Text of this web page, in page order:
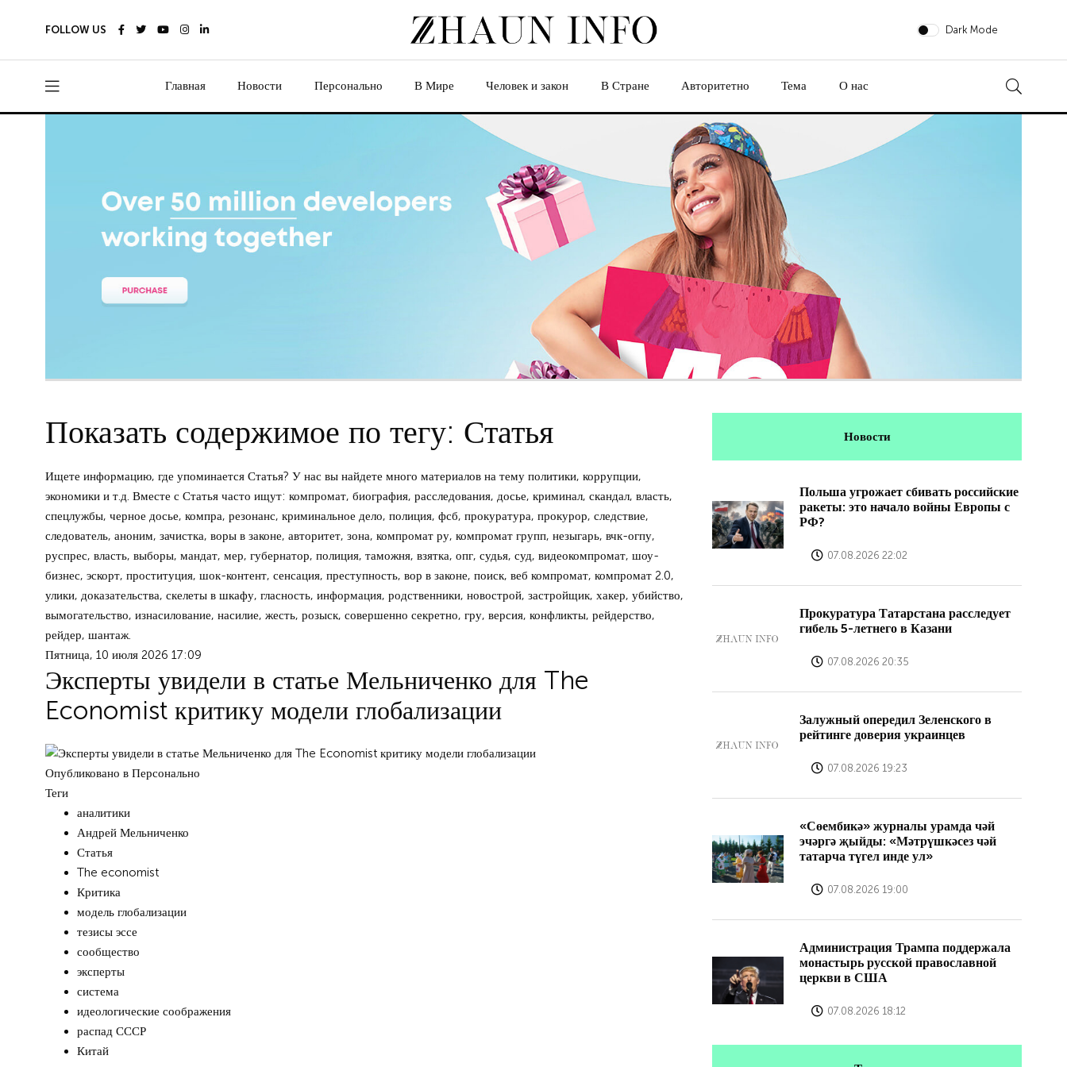
FOLLOW US Dark Mode
Главная Новости Персонально В Мире Человек и закон В Стране Авторитетно Тема О нас
Показать содержимое по тегу: Статья
Ищете информацию, где упоминается Статья? У нас вы найдете много материалов на тему политики, коррупции,
экономики и т.д. Вместе с Статья часто ищут: компромат, биография, расследования, досье, криминал, скандал, власть,
спецлужбы, черное досье, компра, резонанс, криминальное дело, полиция, фсб, прокуратура, прокурор, следствие,
следователь, аноним, зачистка, воры в законе, авторитет, зона, компромат ру, компромат групп, незыгарь, вчк-огпу,
руспрес, власть, выборы, мандат, мер, губернатор, полиция, таможня, взятка, опг, судья, суд, видеокомпромат, шоу-
бизнес, эскорт, проституция, шок-контент, сенсация, преступность, вор в законе, поиск, веб компромат, компромат 2.0,
улики, доказательства, скелеты в шкафу, гласность, информация, родственники, новострой, застройщик, хакер, убийство,
вымогательство, изнасилование, насилие, жесть, розыск, совершенно секретно, гру, версия, конфликты, рейдерство,
рейдер, шантаж.
Пятница, 10 июля 2026 17:09
Эксперты увидели в статье Мельниченко для The
Economist критику модели глобализации
Опубликовано в Персонально
Теги
аналитики
Андрей Мельниченко
Статья
The economist
Критика
модель глобализации
тезисы эссе
сообщество
эксперты
система
идеологические соображения
распад СССР
Китай
Новости
Польша угрожает сбивать российские
ракеты: это начало войны Европы с
РФ?
07.08.2026 22:02
Прокуратура Татарстана расследует
гибель 5-летнего в Казани
07.08.2026 20:35
Залужный опередил Зеленского в
рейтинге доверия украинцев
07.08.2026 19:23
«Сөембикә» журналы урамда чәй
эчәргә җыйды: «Мәтрүшкәсез чәй
татарча түгел инде ул»
07.08.2026 19:00
Администрация Трампа поддержала
монастырь русской православной
церкви в США
07.08.2026 18:12